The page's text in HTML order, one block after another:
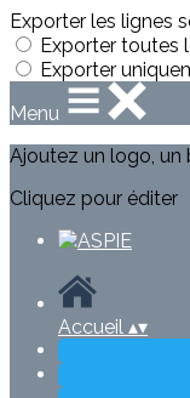
Exporter les lignes
Exporter toutes
Exporter
Menu
Ajoutez un logo, un
Cliquez pour éditer
Accueil ▴▾